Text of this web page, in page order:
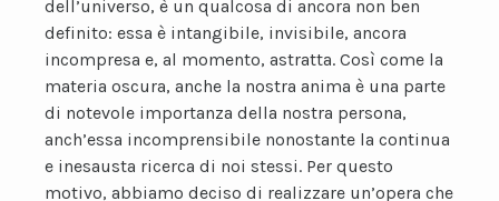
dell’universo, è un qualcosa di ancora non ben
definito: essa è intangibile, invisibile, ancora
incompresa e, al momento, astratta. Così come la
materia oscura, anche la nostra anima è una parte
di notevole importanza della nostra persona,
anch’essa incomprensibile nonostante la continua
e inesausta ricerca di noi stessi. Per questo
motivo, abbiamo deciso di realizzare un’opera che